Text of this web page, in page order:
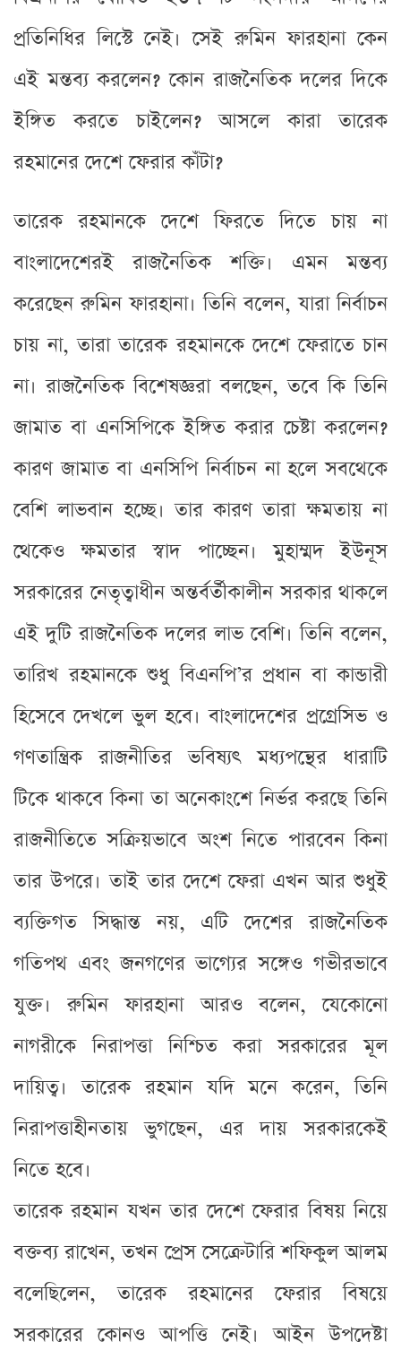
প্রতিনিধির লিস্টে নেই। সেই রুমিন ফারহানা কেন
এই মন্তব্য করলেন? কোন রাজনৈতিক দলের দিকে
ইঙ্গিত করতে চাইলেন? আসলে কারা তারেক
রহমানের দেশে ফেরার কাঁটা?
তারেক রহমানকে দেশে ফিরতে দিতে চায় না
বাংলাদেশেরই রাজনৈতিক শক্তি। এমন মন্তব্য
করেছেন রুমিন ফারহানা। তিনি বলেন, যারা নির্বাচন
চায় না, তারা তারেক রহমানকে দেশে ফেরাতে চান
না। রাজনৈতিক বিশেষজ্ঞরা বলছেন, তবে কি তিনি
জামাত বা এনসিপিকে ইঙ্গিত করার চেষ্টা করলেন?
কারণ জামাত বা এনসিপি নির্বাচন না হলে সবথেকে
বেশি লাভবান হচ্ছে। তার কারণ তারা ক্ষমতায় না
থেকেও ক্ষমতার স্বাদ পাচ্ছেন। মুহাম্মদ ইউনূস
সরকারের নেতৃত্বাধীন অন্তর্বর্তীকালীন সরকার থাকলে
এই দুটি রাজনৈতিক দলের লাভ বেশি। তিনি বলেন,
তারিখ রহমানকে শুধু বিএনপি’র প্রধান বা কান্ডারী
হিসেবে দেখলে ভুল হবে। বাংলাদেশের প্রগ্রেসিভ ও
গণতান্ত্রিক রাজনীতির ভবিষ্যৎ মধ্যপন্থের ধারাটি
টিকে থাকবে কিনা তা অনেকাংশে নির্ভর করছে তিনি
রাজনীতিতে সক্রিয়ভাবে অংশ নিতে পারবেন কিনা
তার উপরে। তাই তার দেশে ফেরা এখন আর শুধুই
ব্যক্তিগত সিদ্ধান্ত নয়, এটি দেশের রাজনৈতিক
গতিপথ এবং জনগণের ভাগ্যের সঙ্গেও গভীরভাবে
যুক্ত। রুমিন ফারহানা আরও বলেন, যেকোনো
নাগরীকে নিরাপত্তা নিশ্চিত করা সরকারের মূল
দায়িত্ব। তারেক রহমান যদি মনে করেন, তিনি
নিরাপত্তাহীনতায় ভুগছেন, এর দায় সরকারকেই
নিতে হবে।
তারেক রহমান যখন তার দেশে ফেরার বিষয় নিয়ে
বক্তব্য রাখেন, তখন প্রেস সেক্রেটারি শফিকুল আলম
বলেছিলেন, তারেক রহমানের ফেরার বিষয়ে
সরকারের কোনও আপত্তি নেই। আইন উপদেষ্টা